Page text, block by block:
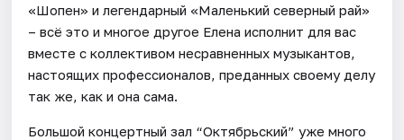
«Шопен» и легендарный «Маленький северный рай»
– всё это и многое другое Елена исполнит для вас
вместе с коллективом несравненных музыкантов,
настоящих профессионалов, преданных своему делу
так же, как и она сама.
Большой концертный зал “Октябрьский” уже много